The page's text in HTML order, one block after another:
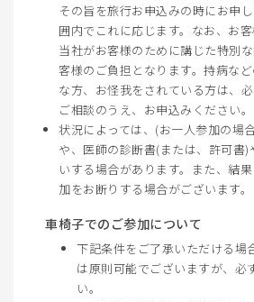
その旨を旅行お申込みの時にお申
囲内でこれに応じます。なお、お
当社がお客様のために講じた特別
客様のご負担となります。持病な
な方、お怪我をされている方は、
ご相談のうえ、お申込みください。
状況によっては、(お一人参加の場
や、医師の診断書(または、許可書
いする場合があります。また、結
加をお断りする場合がございます。
車椅子でのご参加について
下記条件をご了承いただける場
は原則可能でございますが、必
い。